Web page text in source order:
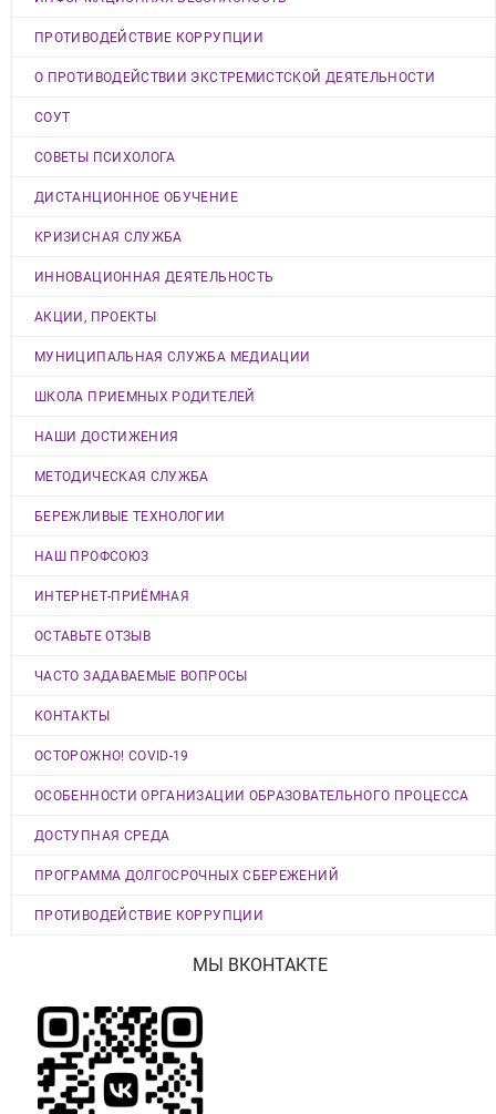
ПРОТИВОДЕЙСТВИЕ КОРРУПЦИИ
О ПРОТИВОДЕЙСТВИИ ЭКСТРЕМИСТСКОЙ ДЕЯТЕЛЬНОСТИ
СОУТ
СОВЕТЫ ПСИХОЛОГА
ДИСТАНЦИОННОЕ ОБУЧЕНИЕ
КРИЗИСНАЯ СЛУЖБА
ИННОВАЦИОННАЯ ДЕЯТЕЛЬНОСТЬ
АКЦИИ, ПРОЕКТЫ
МУНИЦИПАЛЬНАЯ СЛУЖБА МЕДИАЦИИ
ШКОЛА ПРИЕМНЫХ РОДИТЕЛЕЙ
НАШИ ДОСТИЖЕНИЯ
МЕТОДИЧЕСКАЯ СЛУЖБА
БЕРЕЖЛИВЫЕ ТЕХНОЛОГИИ
НАШ ПРОФСОЮЗ
ИНТЕРНЕТ-ПРИЁМНАЯ
ОСТАВЬТЕ ОТЗЫВ
ЧАСТО ЗАДАВАЕМЫЕ ВОПРОСЫ
КОНТАКТЫ
ОСТОРОЖНО! COVID-19
ОСОБЕННОСТИ ОРГАНИЗАЦИИ ОБРАЗОВАТЕЛЬНОГО ПРОЦЕССА
ДОСТУПНАЯ СРЕДА
ПРОГРАММА ДОЛГОСРОЧНЫХ СБЕРЕЖЕНИЙ
ПРОТИВОДЕЙСТВИЕ КОРРУПЦИИ
МЫ ВКОНТАКТЕ